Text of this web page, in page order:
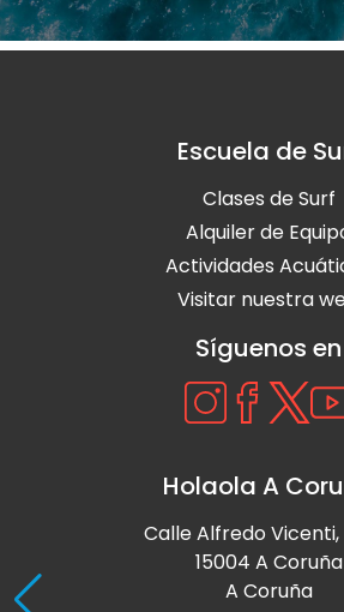
Escuela de
Clases de Surf
Alquiler de
Actividades
Visitar nuestra
Síguenos en
Holaola A
Calle Alfredo Vicenti,
15004 A Coruña
A Coruña